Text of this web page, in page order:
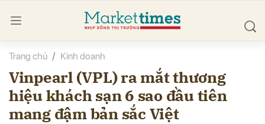
Trang chủ Kinh doanh
Vinpearl (VPL) ra mắt thương
hiệu khách sạn 6 sao đầu tiên
mang đậm bản sắc Việt
luận